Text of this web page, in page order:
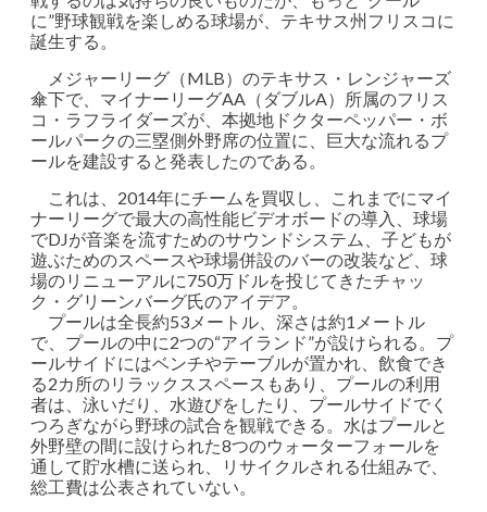
に”野球観戦を楽しめる球場が、テキサス州フリスコに
誕生する。
メジャーリーグ（MLB）のテキサス・レンジャーズ
傘下で、マイナーリーグAA（ダブルA）所属のフリス
コ・ラフライダーズが、本拠地ドクターペッパー・ボ
ールパークの三塁側外野席の位置に、巨大な流れるプ
ールを建設すると発表したのである。
これは、2014年にチームを買収し、これまでにマイ
ナーリーグで最大の高性能ビデオボードの導入、球場
でDJが音楽を流すためのサウンドシステム、子どもが
遊ぶためのスペースや球場併設のバーの改装など、球
場のリニューアルに750万ドルを投じてきたチャッ
ク・グリーンバーグ氏のアイデア。
プールは全長約53メートル、深さは約1メートル
で、プールの中に2つの“アイランド”が設けられる。プ
ールサイドにはベンチやテーブルが置かれ、飲食でき
る2カ所のリラックススペースもあり、プールの利用
者は、泳いだり、水遊びをしたり、プールサイドでく
つろぎながら野球の試合を観戦できる。水はプールと
外野壁の間に設けられた8つのウォーターフォールを
通して貯水槽に送られ、リサイクルされる仕組みで、
総工費は公表されていない。